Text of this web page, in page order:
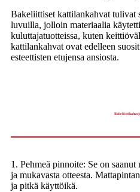
Bakeliittiset kattilankahvat tulivat
luvuilla, jolloin materiaalia
kuluttajatuotteissa, kuten
kattilankahvat ovat edelleen
esteettisten etujensa ansiosta.
1. Pehmeä pinnoite: Se on saanut
ja mukavasta otteesta.
ja pitkä käyttöikä.